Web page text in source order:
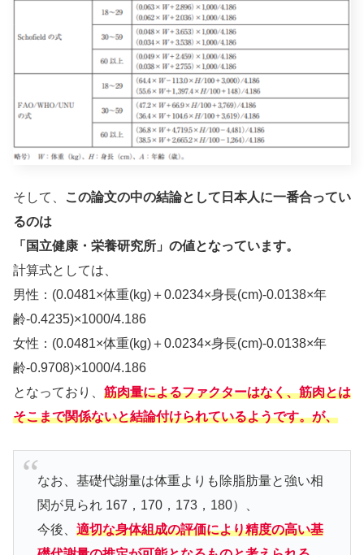
そして、
この論文の中の結論として日本人に一番合ってい
るのは
「国立健康・栄養研究所」の値となっています。
計算式としては、
男性：(0.0481×体重(kg)＋0.0234×身長(cm)-0.0138×年
齢-0.4235)×1000/4.186
女性：(0.0481×体重(kg)＋0.0234×身長(cm)-0.0138×年
齢-0.9708)×1000/4.186
となっており、 筋肉量によるファクターはなく、筋肉とは
そこまで関係ないと結論付けられているようです。が、
なお、基礎代謝量は体重よりも除脂肪量と強い相
関が見られ 167，170，173，180）、
今後、 適切な身体組成の評価により精度の高い基